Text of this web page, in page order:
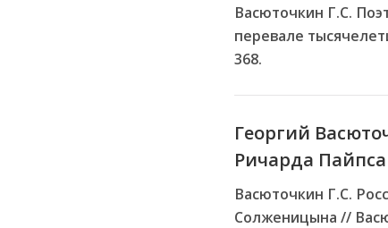
Васюточкин Г.С.
перевале
368.
Георгий
Ричарда
Васюточкин Г.С.
Солженицына //